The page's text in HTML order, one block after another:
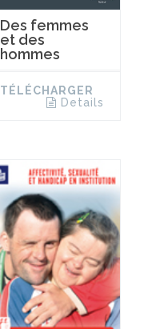
Des femmes
et des
hommes
TÉLÉCHARGER
Details